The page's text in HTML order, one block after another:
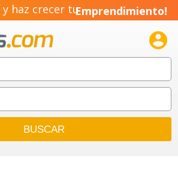
haz crecer tuEmprendimiento!
